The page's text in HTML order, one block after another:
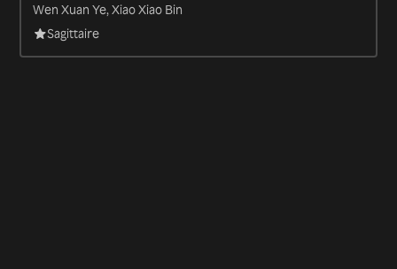
Wen Xuan Ye, Xiao Xiao Bin
Sagittaire